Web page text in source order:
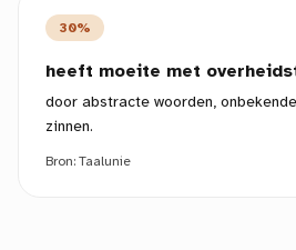
30%
heeft moeite met
door abstracte woorden,
zinnen.
Bron: Taalunie